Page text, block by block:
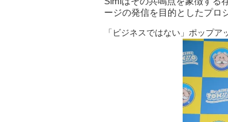
ージの発信を目的としたプロ
「ビジネスではない」ポップア